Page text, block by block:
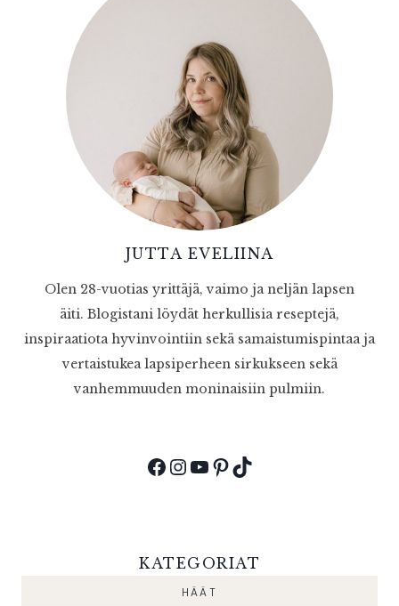
JUTTA EVELIINA
Olen 28-vuotias yrittäjä, vaimo ja neljän lapsen
äiti. Blogistani löydät herkullisia reseptejä,
inspiraatiota hyvinvointiin sekä samaistumispintaa ja
vertaistukea lapsiperheen sirkukseen sekä
vanhemmuuden moninaisiin pulmiin.
Facebook
Instagram
YouTube
Pinterest
TikTok
KATEGORIAT
HÄÄT